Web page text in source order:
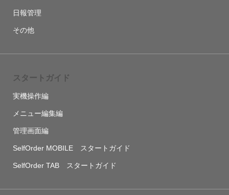
日報管理
その他
スタートガイド
実機操作編
メニュー編集編
管理画面編
SelfOrder MOBILE スタートガイド
SelfOrder TAB スタートガイド